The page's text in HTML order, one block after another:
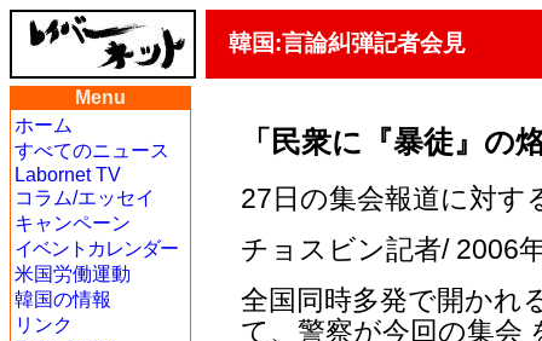
韓国:言論糾弾記者会見
Menu
ホーム
すべてのニュース
Labornet TV
コラム/エッセイ
キャンペーン
イベントカレンダー
米国労働運動
韓国の情報
リンク
「民衆に『暴徒』の
27日の集会報道に対す
チョスビン記者/ 2006
全国同時多発で開かれ
て、警察が今回の集会